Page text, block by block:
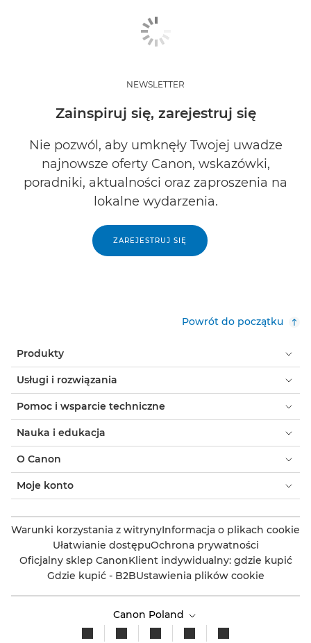
NEWSLETTER
Zainspiruj się, zarejestruj się
Nie pozwól, aby umknęły Twojej uwadze
najnowsze oferty Canon, wskazówki,
poradniki, aktualności oraz zaproszenia na
lokalne wydarzenia.
ZAREJESTRUJ SIĘ
Powrót do początku
Produkty
Usługi i rozwiązania
Pomoc i wsparcie techniczne
Nauka i edukacja
O Canon
Moje konto
Warunki korzystania z witrynyInformacja o plikach cookie
Ułatwianie dostępuOchrona prywatności
Oficjalny sklep CanonKlient indywidualny: gdzie kupić
Gdzie kupić - B2BUstawienia plików cookie
Canon Poland